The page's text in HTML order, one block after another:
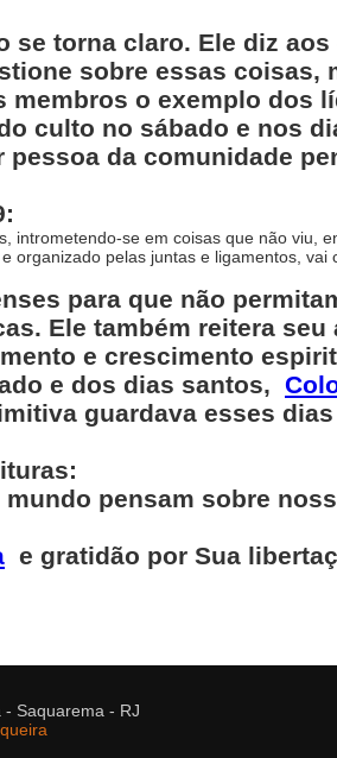
se torna claro. Ele diz
sobre essas coisas,
membros o exemplo dos
culto no sábado e nos
da comunidade
intrometendo-se em coisas que não viu,
organizado pelas juntas e ligamentos, vai
para que não
Ele também reitera seu
e crescimento
e dos dias santos,
guardava esses
pensam sobre
e gratidão por Sua
- Saquarema - RJ